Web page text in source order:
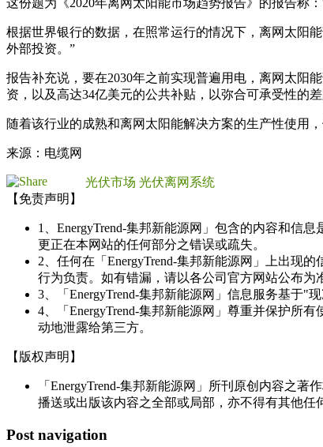
这份题为《2020年离网太阳能市场趋势报告》的报告称
根据世界银行的数据，在照常运行的情况下，离网太阳
外部投资。”
报告补充说，要在2030年之前实现普遍用电，离网太阳
资，以及高达34亿美元的公共补贴，以弥合可承受性的差
随着该行业的成熟和离网太阳能解决方案的生产性使用
来源：电缆网
光伏市场 光伏离网系统
【免责声明】
1、EnergyTrend-集邦新能源网」包含的内容和信
更正在本网站的任何部分之错误或疏失。
2、任何在「EnergyTrend-集邦新能源网」上出现
行为负责。如有错漏，请以各公司官方网站公布为
3、「EnergyTrend-集邦新能源网」信息服务基于"
4、「EnergyTrend-集邦新能源网」尊重并保护所
动地泄露给第三方。
【版权声明】
「EnergyTrend-集邦新能源网」所刊原创内容之
播送或出版该内容之全部或局部，亦不得有其他任
Post navigation